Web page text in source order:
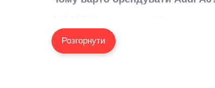
комфорт навіть під час тривалих поїздок.
подорожей або щоденного користування.
Розгорнути